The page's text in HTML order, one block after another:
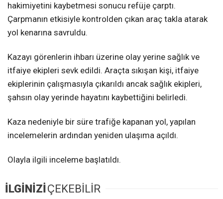
Instagram
Youtube
hakimiyetini kaybetmesi sonucu refüje çarptı.
Çarpmanın etkisiyle kontrolden çıkan araç takla atarak
yol kenarına savruldu.
Kazayı görenlerin ihbarı üzerine olay yerine sağlık ve
itfaiye ekipleri sevk edildi. Araçta sıkışan kişi, itfaiye
ekiplerinin çalışmasıyla çıkarıldı ancak sağlık ekipleri,
şahsın olay yerinde hayatını kaybettiğini belirledi.
Kaza nedeniyle bir süre trafiğe kapanan yol, yapılan
incelemelerin ardından yeniden ulaşıma açıldı.
Olayla ilgili inceleme başlatıldı.
İLGİNİZİÇEKEBİLİR